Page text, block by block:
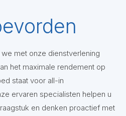
met onze dienstverlening
het maximale rendement op
staat voor all-in
ervaren specialisten helpen u
en denken proactief met